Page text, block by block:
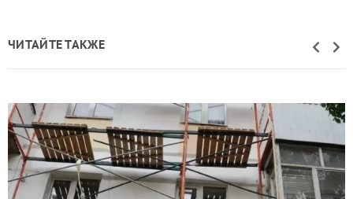
ЧИТАЙТЕ ТАКЖЕ